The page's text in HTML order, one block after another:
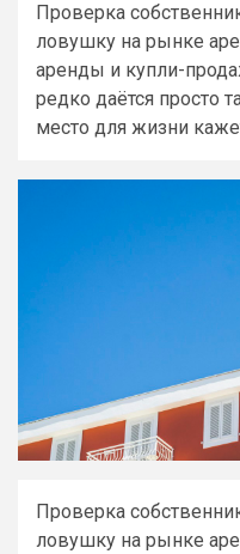
Проверка
ловушку на рынке
аренды и купли-
редко даётся просто
место для жизни
Проверка
ловушку на рынке